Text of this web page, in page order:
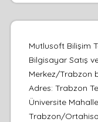
Mutlusoft Bilişim
Bilgisayar Satış
Merkez/Trabzon
Adres: Trabzon
Üniversite
Trabzon/